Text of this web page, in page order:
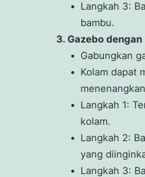
Langkah 3:
bambu.
3. Gazebo dengan
Gabungkan
Kolam dapat
Langkah 1:
kolam.
Langkah 2:
yang
Langkah 3: